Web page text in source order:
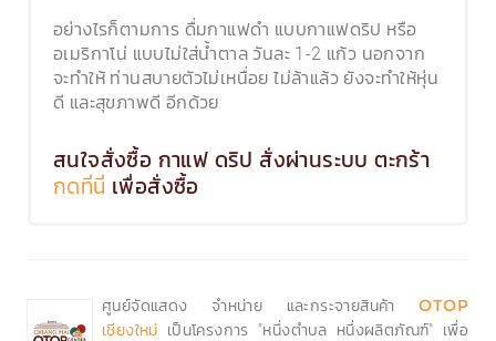
อย่างไรก็ตามการ ดื่มกาแฟดำ แบบกาแฟดริป หรือ
อเมริกาโน่ แบบไม่ใส่น้ำตาล วันละ 1-2 แก้ว นอกจาก
จะทำให้ ท่านสบายตัวไม่เหนื่อย ไม่ล้าแล้ว ยังจะทำให้หุ่น
ดี และสุขภาพดี อีกด้วย
สนใจสั่งซื้อ กาแฟ ดริป สั่งผ่านระบบ ตะกร้า
กดที่นี่ เพื่อสั่งซื้อ
ศูนย์จัดแสดง จำหน่าย และกระจายสินค้าOTOP
เชียงใหม่ เป็นโครงการ "หนึ่งตำบล หนึ่งผลิตภัณฑ์" เพื่อ